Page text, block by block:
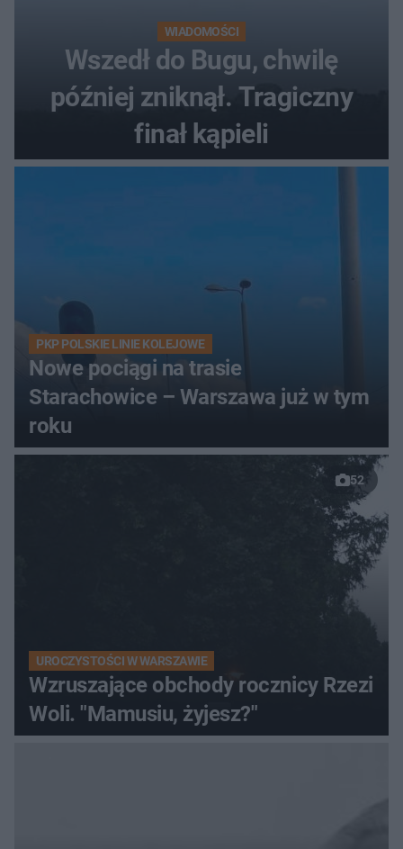
WIADOMOŚCI
Wszedł do Bugu, chwilę
później zniknął. Tragiczny
finał kąpieli
PKP POLSKIE LINIE KOLEJOWE
Nowe pociągi na trasie
Starachowice – Warszawa już w tym
roku
52
UROCZYSTOŚCI W WARSZAWIE
Wzruszające obchody rocznicy Rzezi
Woli. "Mamusiu, żyjesz?"